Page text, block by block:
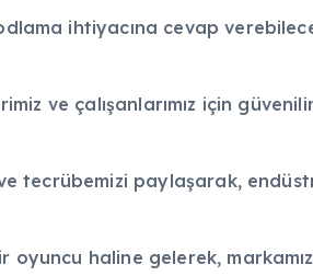
ihtiyacına cevap
ve çalışanlarımız için
tecrübemizi paylaşarak,
haline gelerek,